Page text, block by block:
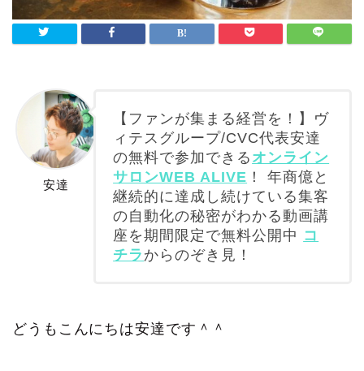
安達
【ファンが集まる経営を！】ヴ
ィテスグループ/CVC代表安達
の無料で参加できる オンライン
サロンWEB ALIVE ！ 年商億と
継続的に達成し続けている集客
の自動化の秘密がわかる動画講
座を期間限定で無料公開中 コ
チラ からのぞき見！
どうもこんにちは安達です＾＾